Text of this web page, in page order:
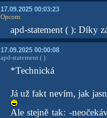
17.09.2025 00:03:23
Opcom:
apd-statement ( ): Díky
17.09.2025 00:00:08
apd-statement( ):
*Technická
Já už fakt nevím, jak
Ale stejně tak: -